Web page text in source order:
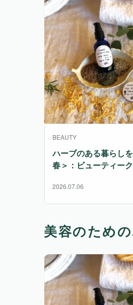
BEAUTY
ハーブのある暮らし
春＞：ビューティー
2026.07.06
美容のため